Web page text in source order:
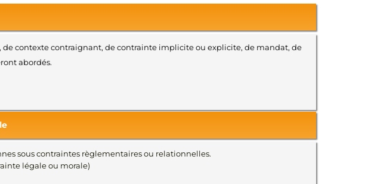
contexte contraignant, de contrainte implicite ou explicite, de mandat, de
abordés.
sous contraintes règlementaires ou relationnelles.
légale ou morale)